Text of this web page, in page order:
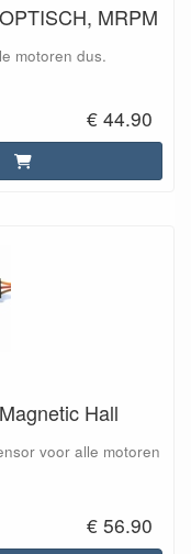
MRPM
motoren dus.
€ 44.90
Hall
voor alle motoren
€ 56.90